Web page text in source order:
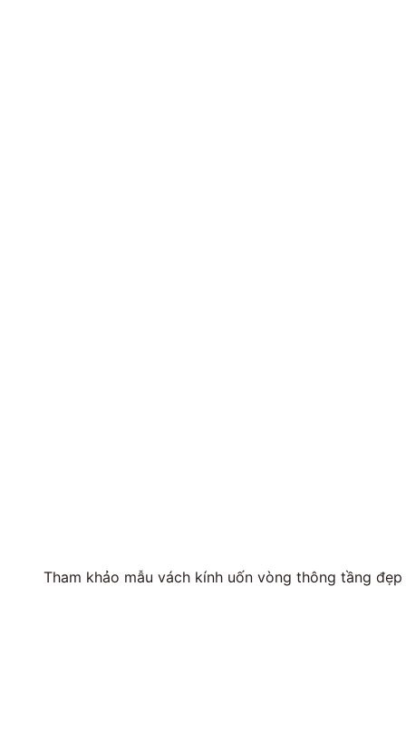
Tham khảo mẫu vách kính uốn vòng thông tầng